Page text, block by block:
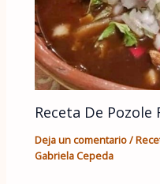
Receta De Pozole
Deja un comentario/
Gabriela Cepeda